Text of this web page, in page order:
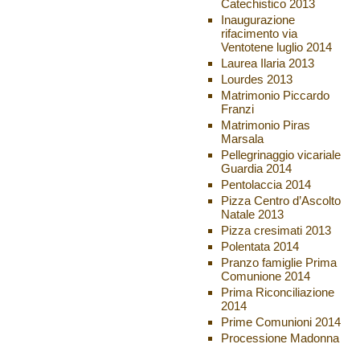
Catechistico 2013
Inaugurazione
rifacimento via
Ventotene luglio 2014
Laurea Ilaria 2013
Lourdes 2013
Matrimonio Piccardo
Franzi
Matrimonio Piras
Marsala
Pellegrinaggio vicariale
Guardia 2014
Pentolaccia 2014
Pizza Centro d’Ascolto
Natale 2013
Pizza cresimati 2013
Polentata 2014
Pranzo famiglie Prima
Comunione 2014
Prima Riconciliazione
2014
Prime Comunioni 2014
Processione Madonna